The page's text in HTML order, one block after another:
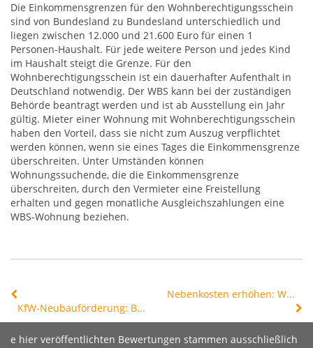
Die Einkommensgrenzen für den Wohnberechtigungsschein
sind von Bundesland zu Bundesland unterschiedlich und
liegen zwischen 12.000 und 21.600 Euro für einen 1
Personen-Haushalt. Für jede weitere Person und jedes Kind
im Haushalt steigt die Grenze. Für den
Wohnberechtigungsschein ist ein dauerhafter Aufenthalt in
Deutschland notwendig. Der WBS kann bei der zuständigen
Behörde beantragt werden und ist ab Ausstellung ein Jahr
gültig. Mieter einer Wohnung mit Wohnberechtigungsschein
haben den Vorteil, dass sie nicht zum Auszug verpflichtet
werden können, wenn sie eines Tages die Einkommensgrenze
überschreiten. Unter Umständen können
Wohnungssuchende, die die Einkommensgrenze
überschreiten, durch den Vermieter eine Freistellung
erhalten und gegen monatliche Ausgleichszahlungen eine
WBS-Wohnung beziehen.
KfW-Neubauförderung: Budget innerhalb weniger Stunden ausgeschöpft
Nebenkosten erhöhen: Was ist möglich und sinnvoll?
e hier veröffentlichten Bewertungen stammen ausschließlich